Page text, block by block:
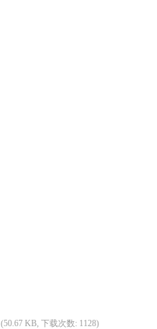
(50.67 KB, 下载次数: 1128)